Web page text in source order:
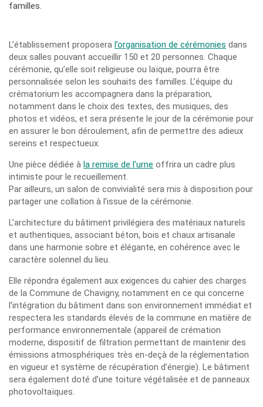
familles.
L’établissement proposera l’organisation de cérémonies dans
deux salles pouvant accueillir 150 et 20 personnes. Chaque
cérémonie, qu’elle soit religieuse ou laïque, pourra être
personnalisée selon les souhaits des familles. L’équipe du
crématorium les accompagnera dans la préparation,
notamment dans le choix des textes, des musiques, des
photos et vidéos, et sera présente le jour de la cérémonie pour
en assurer le bon déroulement, afin de permettre des adieux
sereins et respectueux.
Une pièce dédiée à la remise de l’urne offrira un cadre plus
intimiste pour le recueillement.
Par ailleurs, un salon de convivialité sera mis à disposition pour
partager une collation à l’issue de la cérémonie.
L’architecture du bâtiment privilégiera des matériaux naturels
et authentiques, associant béton, bois et chaux artisanale
dans une harmonie sobre et élégante, en cohérence avec le
caractère solennel du lieu.
Elle répondra également aux exigences du cahier des charges
de la Commune de Chavigny, notamment en ce qui concerne
l’intégration du bâtiment dans son environnement immédiat et
respectera les standards élevés de la commune en matière de
performance environnementale (appareil de crémation
moderne, dispositif de filtration permettant de maintenir des
émissions atmosphériques très en-deçà de la réglementation
en vigueur et système de récupération d’énergie). Le bâtiment
sera également doté d’une toiture végétalisée et de panneaux
photovoltaïques.